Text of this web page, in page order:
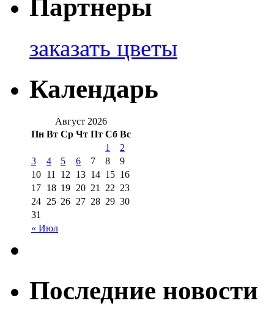
Партнеры
заказать цветы
Календарь
Август 2026
Пн Вт Ср Чт Пт Сб Вс
« Июл
1
2
3
4 5 6 7 8
9
10 11 12 13 14 15 16
17 18 19 20 21 22 23
24 25 26 27 28 29 30
31
Последние новости